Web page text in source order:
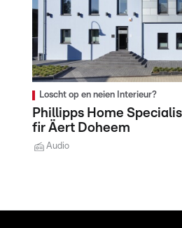
Loscht op en neien Interieur?
Phillipps Home
fir Äert Doheem
Audio